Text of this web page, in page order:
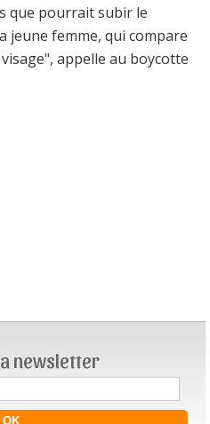
que pourrait subir le
jeune femme, qui compare
appelle au boycotte
newsletter